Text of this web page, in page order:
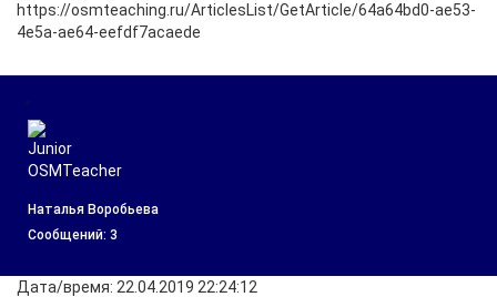
https://osmteaching.ru/ArticlesList/GetArticle/64a64bd0-ae53-
4e5a-ae64-eefdf7acaede
Наталья Воробьева
Cообщений: 3
Дата/время: 22.04.2019 22:24:12